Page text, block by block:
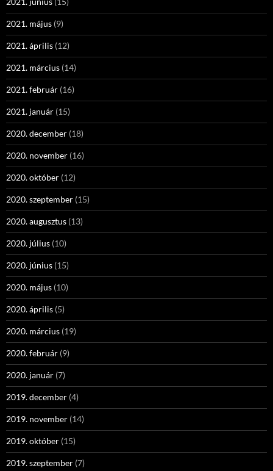
2021. május (9)
2021. április (12)
2021. március (14)
2021. február (16)
2021. január (15)
2020. december (18)
2020. november (16)
2020. október (12)
2020. szeptember (15)
2020. augusztus (13)
2020. július (10)
2020. június (15)
2020. május (10)
2020. április (5)
2020. március (19)
2020. február (9)
2020. január (7)
2019. december (4)
2019. november (14)
2019. október (15)
2019. szeptember (7)